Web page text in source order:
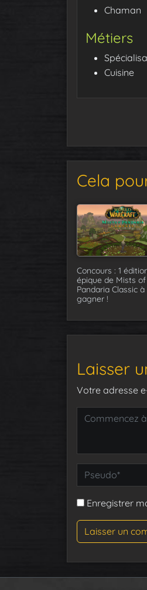
Chaman
Métiers
Cuisine
Cela
Concours : 1
épique de Mists of
Pandaria Classic à
gagner !
Laisser
Votre adresse
Enregistrer